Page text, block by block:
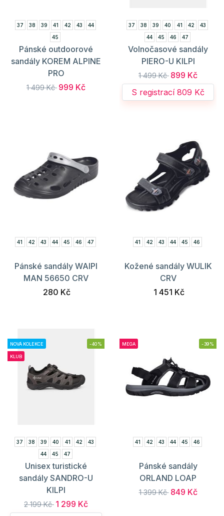
37 38 39 41 42 43
44
45
Pánské outdoorové
sandály KOREM ALPINE
PRO
1 499 Kč 999 Kč
37 38 39 40 41 42
43
44
45 46 47
Volnočasové sandály
PIERO-U KILPI
1 499 Kč 899 Kč
S registrací 809 Kč
41 42 43 44 45 46 47
Pánské sandály WAIPI
MAN 56650 CRV
280 Kč
41 42 43 44 45 46
Kožené sandály WULIK
CRV
1 451 Kč
NOVÁ KOLEKCE
KLUB
-40%
37 38 39 40 41 42
43
44
45 47
Unisex turistické
sandály SANDRO-U
KILPI
2 199 Kč 1 299 Kč
MEGA -39%
41 42 43 44 45 46
Pánské sandály
ORLAND LOAP
1 399 Kč 849 Kč